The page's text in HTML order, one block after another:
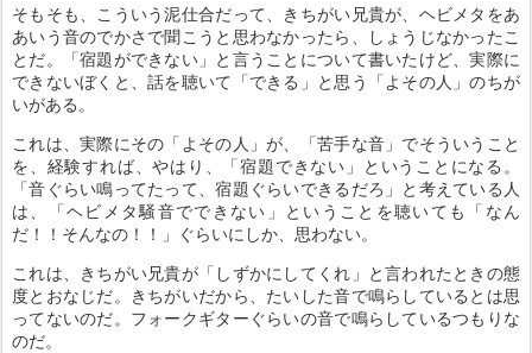
そもそも、こういう泥仕合だって、きちがい兄貴が、ヘビメタをあ
あいう音のでかさで聞こうと思わなかったら、しょうじなかったこ
とだ。「宿題ができない」と言うことについて書いたけど、実際に
できないぼくと、話を聴いて「できる」と思う「よその人」のちが
いがある。
これは、実際にその「よその人」が、「苦手な音」でそういうこと
を、経験すれば、やはり、「宿題できない」ということになる。
「音ぐらい鳴ってたって、宿題ぐらいできるだろ」と考えている人
は、「ヘビメタ騒音でできない」ということを聴いても「なん
だ！！そんなの！！」ぐらいにしか、思わない。
これは、きちがい兄貴が「しずかにしてくれ」と言われたときの態
度とおなじだ。きちがいだから、たいした音で鳴らしているとは思
ってないのだ。フォークギターぐらいの音で鳴らしているつもりな
のだ。